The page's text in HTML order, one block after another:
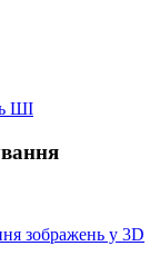
ШІ
зображень у 3D